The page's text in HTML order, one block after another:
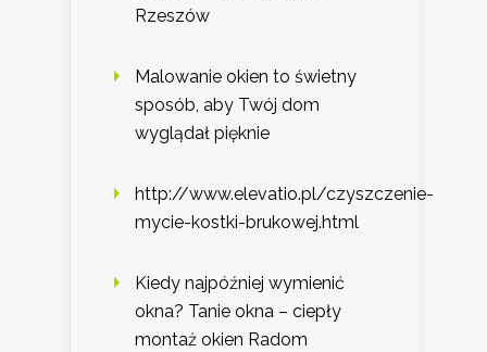
Rzeszów
Malowanie okien to świetny
sposób, aby Twój dom
wyglądał pięknie
http://www.elevatio.pl/czyszczenie-
mycie-kostki-brukowej.html
Kiedy najpóźniej wymienić
okna? Tanie okna – ciepły
montaż okien Radom